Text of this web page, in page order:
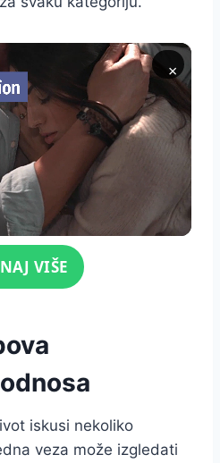
×
VIŠE
iskusi nekoliko
veza može izgledati